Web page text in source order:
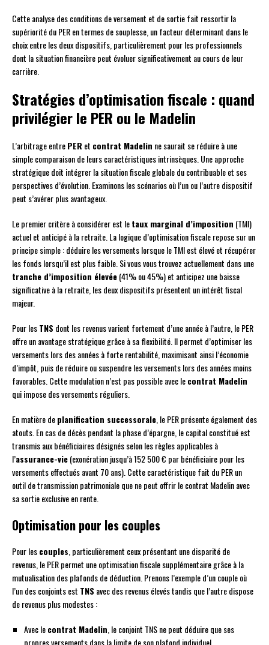
Cette analyse des conditions de versement et de sortie fait ressortir la
supériorité du PER en termes de souplesse, un facteur déterminant dans le
choix entre les deux dispositifs, particulièrement pour les professionnels
dont la situation financière peut évoluer significativement au cours de leur
carrière.
Stratégies d’optimisation fiscale : quand
privilégier le PER ou le Madelin
L’arbitrage entrePER et contrat Madelin ne saurait se réduire à une
simple comparaison de leurs caractéristiques intrinsèques. Une approche
stratégique doit intégrer la situation fiscale globale du contribuable et ses
perspectives d’évolution. Examinons les scénarios où l’un ou l’autre dispositif
peut s’avérer plus avantageux.
Le premier critère à considérer est letaux marginal d’imposition (TMI)
actuel et anticipé à la retraite. La logique d’optimisation fiscale repose sur un
principe simple : déduire les versements lorsque le TMI est élevé et récupérer
les fonds lorsqu’il est plus faible. Si vous vous trouvez actuellement dans une
tranche d’imposition élevée(41% ou 45%) et anticipez une baisse
significative à la retraite, les deux dispositifs présentent un intérêt fiscal
majeur.
Pour lesTNS dont les revenus varient fortement d’une année à l’autre, le PER
offre un avantage stratégique grâce à sa flexibilité. Il permet d’optimiser les
versements lors des années à forte rentabilité, maximisant ainsi l’économie
d’impôt, puis de réduire ou suspendre les versements lors des années moins
favorables. Cette modulation n’est pas possible avec lecontrat Madelin
qui impose des versements réguliers.
En matière deplanification successorale , le PER présente également des
atouts. En cas de décès pendant la phase d’épargne, le capital constitué est
transmis aux bénéficiaires désignés selon les règles applicables à
l’assurance-vie(exonération jusqu’à 152 500 € par bénéficiaire pour les
versements effectués avant 70 ans). Cette caractéristique fait du PER un
outil de transmission patrimoniale que ne peut offrir le contrat Madelin avec
sa sortie exclusive en rente.
Optimisation pour les couples
Pour lescouples , particulièrement ceux présentant une disparité de
revenus, le PER permet une optimisation fiscale supplémentaire grâce à la
mutualisation des plafonds de déduction. Prenons l’exemple d’un couple où
l’un des conjoints est TNS avec des revenus élevés tandis que l’autre dispose
de revenus plus modestes :
Avec lecontrat Madelin , le conjoint TNS ne peut déduire que ses
propres versements dans la limite de son plafond individuel